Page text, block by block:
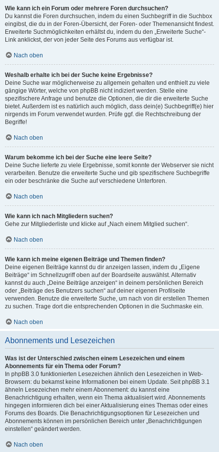
Wie kann ich ein Forum oder mehrere Foren durchsuchen?
Du kannst die Foren durchsuchen, indem du einen Suchbegriff in die Suchbox
eingibst, die du in der Foren-Übersicht, der Foren- oder Themenansicht findest.
Erweiterte Suchmöglichkeiten erhältst du, indem du den „Erweiterte Suche“-
Link anklickst, der von jeder Seite des Forums aus verfügbar ist.
Nach oben
Weshalb erhalte ich bei der Suche keine Ergebnisse?
Deine Suche war möglicherweise zu allgemein gehalten und enthielt zu viele
gängige Wörter, welche von phpBB nicht indiziert werden. Stelle eine
spezifischere Anfrage und benutze die Optionen, die dir die erweiterte Suche
bietet. Außerdem ist es natürlich auch möglich, dass dein(e) Suchbegriff(e) hier
nirgends im Forum verwendet wurden. Prüfe ggf. die Rechtschreibung der
Begriffe!
Nach oben
Warum bekomme ich bei der Suche eine leere Seite?
Deine Suche lieferte zu viele Ergebnisse, somit konnte der Webserver sie nicht
verarbeiten. Benutze die erweiterte Suche und gib spezifischere Suchbegriffe
ein oder beschränke die Suche auf verschiedene Unterforen.
Nach oben
Wie kann ich nach Mitgliedern suchen?
Gehe zur Mitgliederliste und klicke auf „Nach einem Mitglied suchen“.
Nach oben
Wie kann ich meine eigenen Beiträge und Themen finden?
Deine eigenen Beiträge kannst du dir anzeigen lassen, indem du „Eigene
Beiträge“ im Schnellzugriff oben auf der Boardseite auswählst. Alternativ
kannst du auch „Deine Beiträge anzeigen“ in deinem persönlichen Bereich
oder „Beiträge des Benutzers suchen“ auf deiner eigenen Profilseite
verwenden. Benutze die erweiterte Suche, um nach von dir erstellen Themen
zu suchen. Trage dort die entsprechenden Optionen in die Suchmaske ein.
Nach oben
Abonnements und Lesezeichen
Was ist der Unterschied zwischen einem Lesezeichen und einem
Abonnements für ein Thema oder Forum?
In phpBB 3.0 funktionierten Lesezeichen ähnlich den Lesezeichen in Web-
Browsern: du bekamst keine Informationen bei einem Update. Seit phpBB 3.1
ähneln Lesezeichen mehr einem Abonnement: du kannst eine
Benachrichtigung erhalten, wenn ein Thema aktualisiert wird. Abonnements
hingegen informieren dich bei einer Aktualisierung eines Themas oder eines
Forums des Boards. Die Benachrichtigungsoptionen für Lesezeichen und
Abonnements können im persönlichen Bereich unter „Benachrichtigungen
einstellen“ geändert werden.
Nach oben